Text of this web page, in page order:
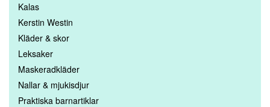
Kalas
Kerstin Westin
Kläder & skor
Leksaker
Maskeradkläder
Nallar & mjukisdjur
Praktiska barnartiklar